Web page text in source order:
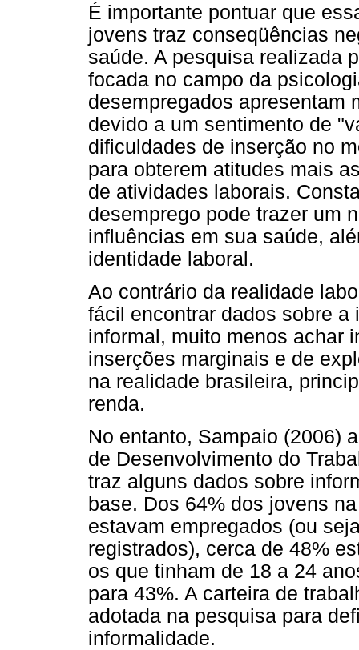
É importante pontuar que
jovens traz conseqüências
saúde. A pesquisa realizada
focada no campo da
desempregados apresentam
devido a um sentimento de
dificuldades de inserção no
para obterem atitudes mais
de atividades laborais.
desemprego pode trazer um
influências em sua saúde,
identidade laboral.
Ao contrário da realidade
fácil encontrar dados sobre
informal, muito menos achar
inserções marginais e de
na realidade brasileira,
renda.
No entanto, Sampaio (2006)
de Desenvolvimento do
traz alguns dados sobre
base. Dos 64% dos jovens
estavam empregados (ou
registrados), cerca de 48%
os que tinham de 18 a 24
para 43%. A carteira de
adotada na pesquisa para
informalidade.